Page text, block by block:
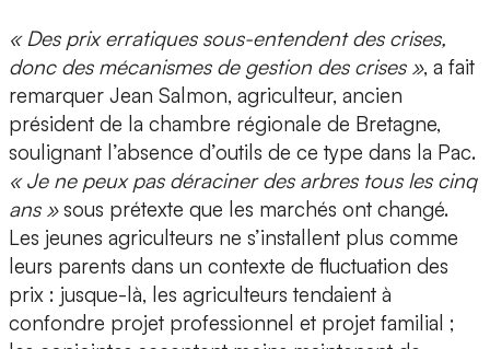
« Des prix erratiques sous-entendent des crises,
donc des mécanismes de gestion des crises », a fait
remarquer Jean Salmon, agriculteur, ancien
président de la chambre régionale de Bretagne,
soulignant l’absence d’outils de ce type dans la Pac.
« Je ne peux pas déraciner des arbres tous les cinq
ans »sous prétexte que les marchés ont changé.
Les jeunes agriculteurs ne s’installent plus comme
leurs parents dans un contexte de fluctuation des
prix : jusque-là, les agriculteurs tendaient à
confondre projet professionnel et projet familial ;